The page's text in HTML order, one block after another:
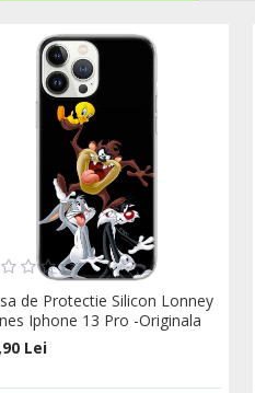
de Protectie Silicon Lonney
Iphone 13 Pro -Originala
Lei